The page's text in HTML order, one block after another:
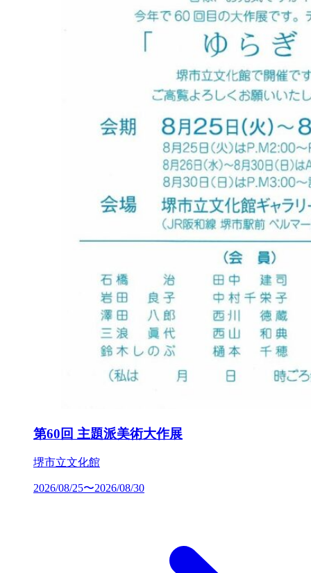
第60回 主題派美術大作展
堺市立文化館
2026/08/25〜2026/08/30